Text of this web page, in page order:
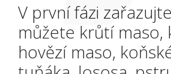
V první fázi
můžete krůtí maso,
hovězí maso,